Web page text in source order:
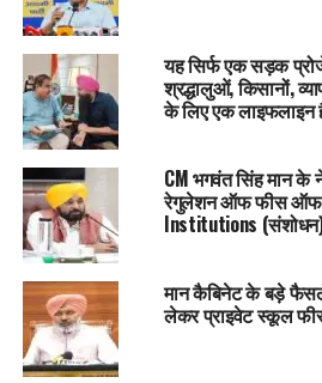
UP NEXT
Synthetic रंग से हो रही तैयार मिक्सचर
रोक।
DON'T MISS
UP: “पत्नी के कहने पर पति नहीं लेकर
पहुंची मायके। जाने क्या है पूरा मामला ?
यह सिर्फ एक सड़क
श्रद्धालुओं, किसानों,
के लिए एक
CM भगवंत सिंह मान के
रेगुलेशन ऑफ फीस ऑफ
Institutions
मान कैबिनेट के बड़े
लेकर प्राइवेट स्कूल